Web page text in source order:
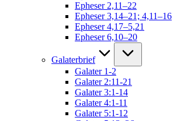
Epheser 2,11–22
Epheser 3,14–21; 4,11–16
Epheser 4,17–5,21
Epheser 6,10–20
Galaterbrief
Galater 1-2
Galater 2:11-21
Galater 3:1-14
Galater 4:1-11
Galater 5:1-12